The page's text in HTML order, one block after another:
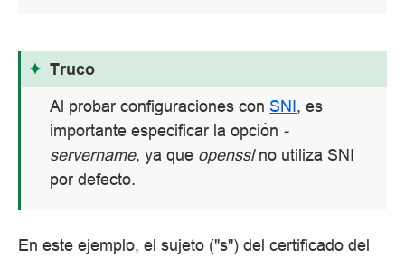
Truco
Al probar configuraciones conSNI, es
importante especificar la opción -
servername, ya que opensslno utiliza SNI
por defecto.
En este ejemplo, el sujeto ("s") del certificado del